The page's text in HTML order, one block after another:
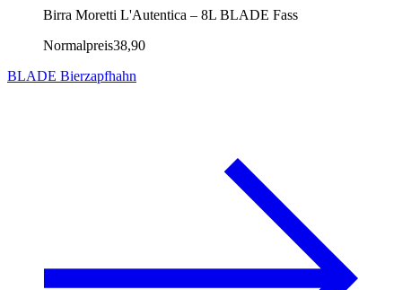
Birra Moretti L'Autentica – 8L BLADE Fass
Normalpreis38,90
BLADE Bierzapfhahn